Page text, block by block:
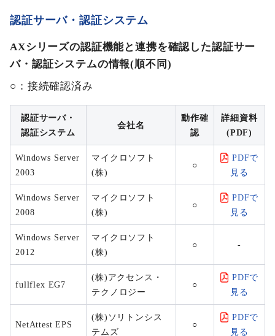
認証サーバ・認証システム
AXシリーズの認証機能と連携を確認した認証サー
バ・認証システムの情報(順不同)
○：接続確認済み
認証サーバ・
認証システム
会社名
動作確
認
詳細資料
(PDF)
Windows Server
2003
マイクロソフト
(株)
○
PDFで
見る
Windows Server
2008
マイクロソフト
(株)
○
PDFで
見る
Windows Server
2012
マイクロソフト
(株)
○ -
fullflex EG7
(株)アクセンス・
テクノロジー
○
PDFで
見る
NetAttest EPS
(株)ソリトンシス
テムズ
○
PDFで
見る